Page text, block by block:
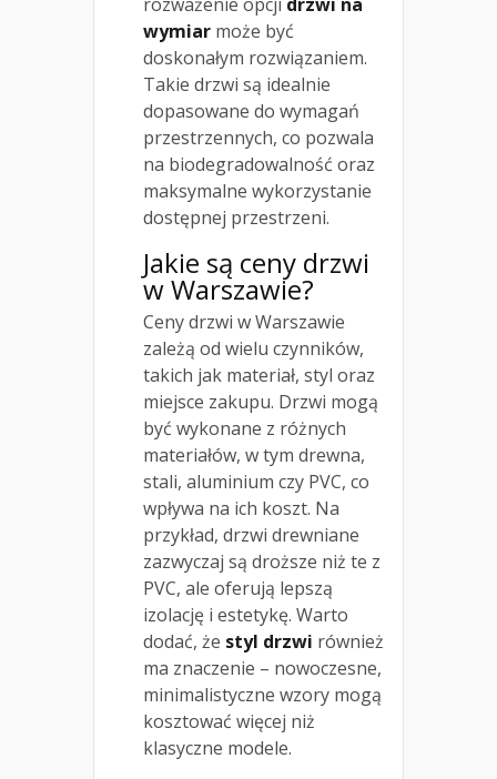
wymiar może być
doskonałym rozwiązaniem.
Takie drzwi są idealnie
dopasowane do wymagań
przestrzennych, co pozwala
na biodegradowalność oraz
maksymalne wykorzystanie
dostępnej przestrzeni.
Jakie są ceny drzwi
w Warszawie?
Ceny drzwi w Warszawie
zależą od wielu czynników,
takich jak materiał, styl oraz
miejsce zakupu. Drzwi mogą
być wykonane z różnych
materiałów, w tym drewna,
stali, aluminium czy PVC, co
wpływa na ich koszt. Na
przykład, drzwi drewniane
zazwyczaj są droższe niż te z
PVC, ale oferują lepszą
izolację i estetykę. Warto
dodać, że styl drzwi również
ma znaczenie – nowoczesne,
minimalistyczne wzory mogą
kosztować więcej niż
klasyczne modele.